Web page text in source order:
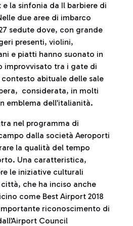
la sinfonia da Il barbiere di
due aree di imbarco
sedute dove, con grande
presenti, violini,
e piatti hanno suonato in
improvvisato tra i gate di
abituale delle sale
considerata, in molti
emblema dell’italianità.
nel programma di
dalla società Aeroporti
la qualità del tempo
Una caratteristica,
le iniziative culturali
che ha inciso anche
come Best Airport 2018
riconoscimento di
Council